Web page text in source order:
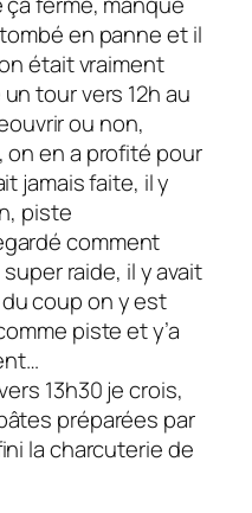
en panne et il
était vraiment
tour vers 12h au
ou non,
en a profité pour
jamais faite, il y
piste
comment
raide, il y avait
coup on y est
piste et y’a
13h30 je crois,
préparées par
la charcuterie de